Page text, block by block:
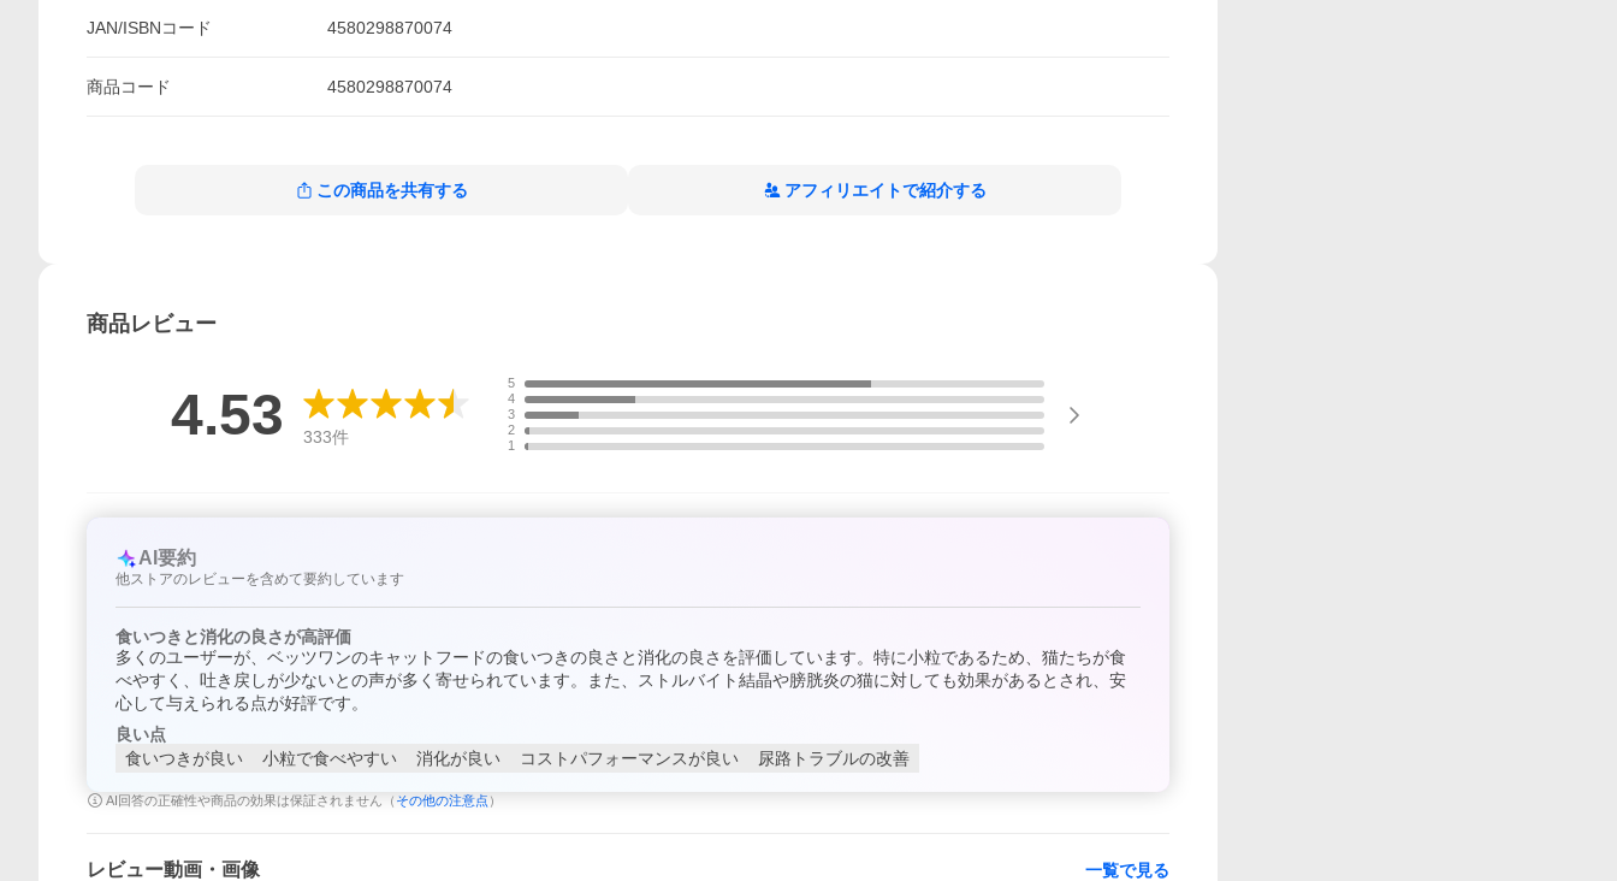
JAN/ISBNコード 4580298870074
商品コード 4580298870074
この商品を共有する アフィリエイトで紹介する
商品レビュー
4.53 333件
5
4
3
2
1
AI要約
他ストアのレビューを含めて要約しています
食いつきと消化の良さが高評価
多くのユーザーが、ベッツワンのキャットフードの食いつきの良さと消化の良さを評価しています。特に小粒であるため、猫たちが食
べやすく、吐き戻しが少ないとの声が多く寄せられています。また、ストルバイト結晶や膀胱炎の猫に対しても効果があるとされ、安
心して与えられる点が好評です。
良い点
食いつきが良い
小粒で食べやすい 消化が良い コストパフォーマンスが良い 尿路トラブルの改善
AI回答の正確性や商品の効果は保証されません（ その他の注意点 ）
レビュー動画・画像 一覧で見る